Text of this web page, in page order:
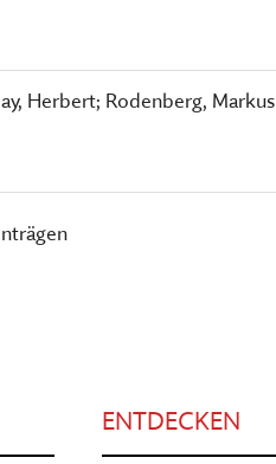
Herbert; Rodenberg, Markus
ENTDECKEN